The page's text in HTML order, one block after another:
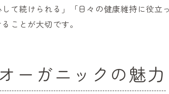
て続けられる」「日々の健康維持に役立
ことが大切です。
ーガニックの魅力